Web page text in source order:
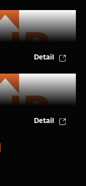
Detail
Detail